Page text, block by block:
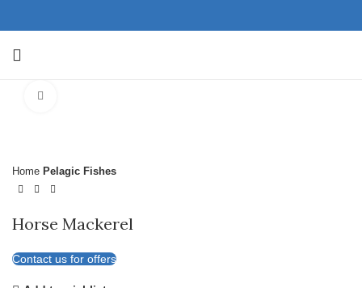
Home Pelagic Fishes
Horse Mackerel
Contact us for offers